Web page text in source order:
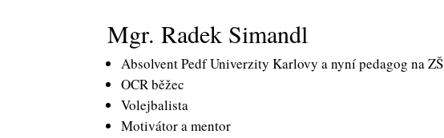
Mgr. Radek Simandl
Absolvent Pedf Univerzity Karlovy a nyní pedagog na ZŠ
OCR běžec
Volejbalista
Motivátor a mentor